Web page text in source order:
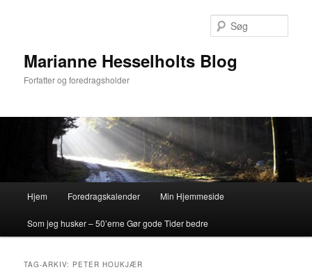
Marianne Hesselholts Blog
Forfatter og foredragsholder
Hjem Foredragskalender Min Hjemmeside
Som jeg husker – 50’erne Gør gode Tider bedre
TAG-ARKIV: PETER HOUKJÆR